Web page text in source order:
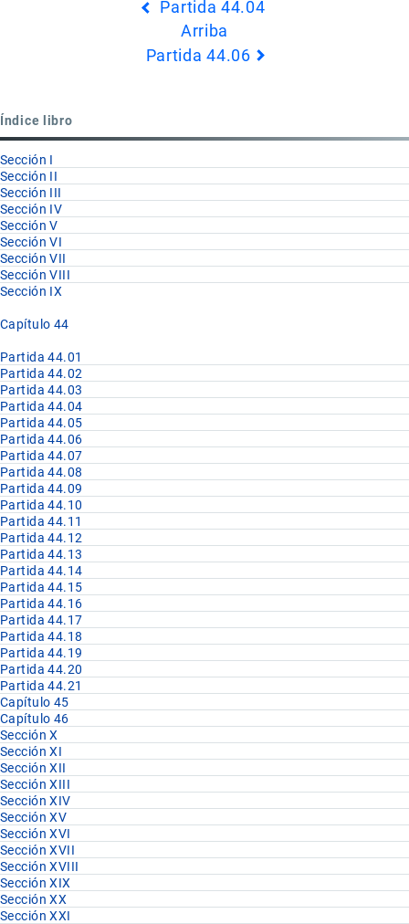
44.05
Partida 44.04
Arriba
Partida 44.06
Índice libro
Sección I
Sección II
Sección III
Sección IV
Sección V
Sección VI
Sección VII
Sección VIII
Sección IX
Capítulo 44
Partida 44.01
Partida 44.02
Partida 44.03
Partida 44.04
Partida 44.05
Partida 44.06
Partida 44.07
Partida 44.08
Partida 44.09
Partida 44.10
Partida 44.11
Partida 44.12
Partida 44.13
Partida 44.14
Partida 44.15
Partida 44.16
Partida 44.17
Partida 44.18
Partida 44.19
Partida 44.20
Partida 44.21
Capítulo 45
Capítulo 46
Sección X
Sección XI
Sección XII
Sección XIII
Sección XIV
Sección XV
Sección XVI
Sección XVII
Sección XVIII
Sección XIX
Sección XX
Sección XXI